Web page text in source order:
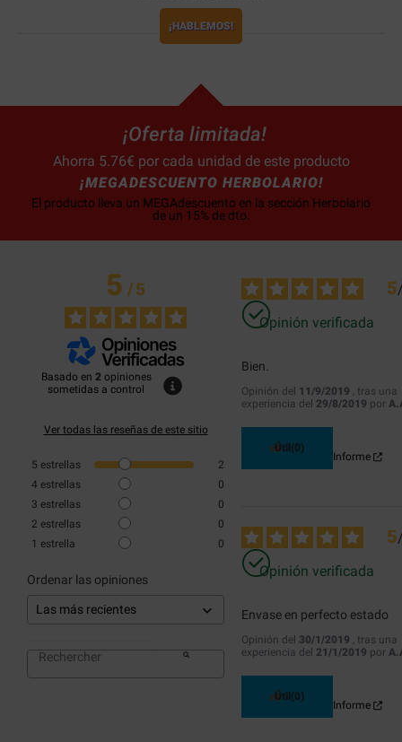
¡HABLEMOS!
¡Oferta limitada!
Ahorra 5.76€ por cada unidad de este producto
¡MEGADESCUENTO HERBOLARIO!
El producto lleva un MEGAdescuento en la sección Herbolario
de un 15% de dto.
5/5
Basado en 2 opiniones
sometidas a control
Ver todas las reseñas de este sitio
5 estrellas
2
4 estrellas
0
3 estrellas
0
2 estrellas
0
1 estrella 0
Ordenar las opiniones
5
Opinión verificada
Bien.
Opinión del 11/9/2019 , tras una
experiencia del 29/8/2019 por
Útil(0)
Informe
5
Opinión verificada
Envase en perfecto estado
Opinión del 30/1/2019 , tras una
experiencia del 21/1/2019 por
Útil(0)
Informe